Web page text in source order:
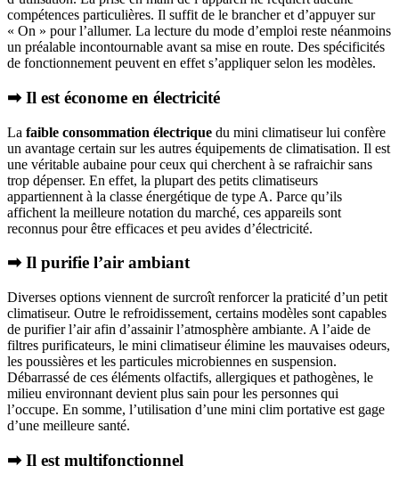
compétences particulières. Il suffit de le brancher et d’appuyer sur
« On » pour l’allumer. La lecture du mode d’emploi reste néanmoins
un préalable incontournable avant sa mise en route. Des spécificités
de fonctionnement peuvent en effet s’appliquer selon les modèles.
➡ Il est économe en électricité
La faible consommation électrique du mini climatiseur lui confère
un avantage certain sur les autres équipements de climatisation. Il est
une véritable aubaine pour ceux qui cherchent à se rafraichir sans
trop dépenser. En effet, la plupart des petits climatiseurs
appartiennent à la classe énergétique de type A. Parce qu’ils
affichent la meilleure notation du marché, ces appareils sont
reconnus pour être efficaces et peu avides d’électricité.
➡ Il purifie l’air ambiant
Diverses options viennent de surcroît renforcer la praticité d’un petit
climatiseur. Outre le refroidissement, certains modèles sont capables
de purifier l’air afin d’assainir l’atmosphère ambiante. A l’aide de
filtres purificateurs, le mini climatiseur élimine les mauvaises odeurs,
les poussières et les particules microbiennes en suspension.
Débarrassé de ces éléments olfactifs, allergiques et pathogènes, le
milieu environnant devient plus sain pour les personnes qui
l’occupe. En somme, l’utilisation d’une mini clim portative est gage
d’une meilleure santé.
➡ Il est multifonctionnel